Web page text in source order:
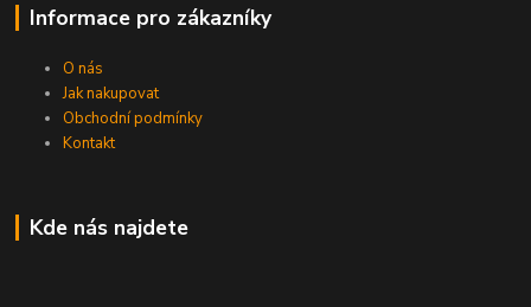
Informace pro zákazníky
O nás
Jak nakupovat
Obchodní podmínky
Kontakt
Kde nás najdete